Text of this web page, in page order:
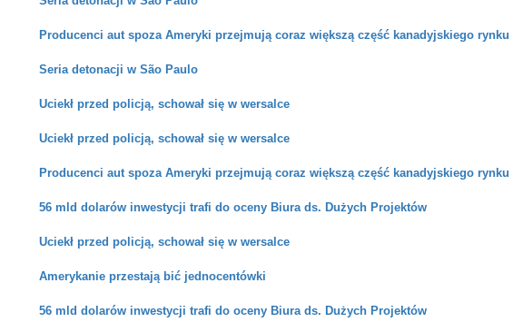
Producenci aut spoza Ameryki przejmują coraz większą część kanadyjskiego rynku
Seria detonacji w São Paulo
Uciekł przed policją, schował się w wersalce
Uciekł przed policją, schował się w wersalce
Producenci aut spoza Ameryki przejmują coraz większą część kanadyjskiego rynku
56 mld dolarów inwestycji trafi do oceny Biura ds. Dużych Projektów
Uciekł przed policją, schował się w wersalce
Amerykanie przestają bić jednocentówki
56 mld dolarów inwestycji trafi do oceny Biura ds. Dużych Projektów